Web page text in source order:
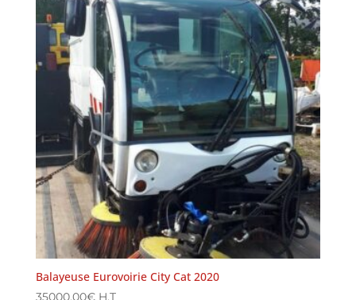
Balayeuse Eurovoirie City Cat 2020
35000,00€ H.T